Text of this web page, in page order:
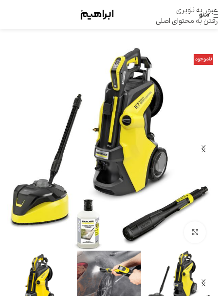
عبور به ناوبری
رفتن به محتوای اصلی
منو
ناموجود
بزرگنمایی تصویر